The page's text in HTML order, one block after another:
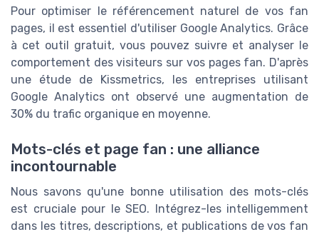
Pour optimiser le référencement naturel de vos fan
pages, il est essentiel d'utiliser Google Analytics. Grâce
à cet outil gratuit, vous pouvez suivre et analyser le
comportement des visiteurs sur vos pages fan. D'après
une étude de Kissmetrics, les entreprises utilisant
Google Analytics ont observé une augmentation de
30% du trafic organique en moyenne.
Mots-clés et page fan : une alliance
incontournable
Nous savons qu'une bonne utilisation des mots-clés
est cruciale pour le SEO. Intégrez-les intelligemment
dans les titres, descriptions, et publications de vos fan